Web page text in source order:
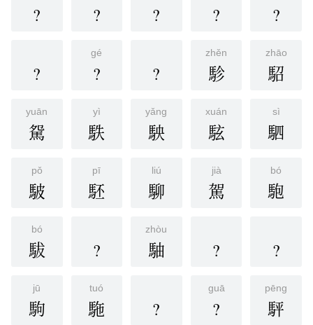
? ? ? ? ?
?
gé
? ?
zhěn
駗
zhāo
駋
yuān
駌
yì
䭿
yǎng
駚
xuán
䮄
sì
駟
pǒ
駊
pī
駓
liú
駠
jià
駕
bó
䮀
bó
䮂 ?
zhòu
駎 ? ?
jū
駒
tuó
駞 ?
guā
?
pēng
駍